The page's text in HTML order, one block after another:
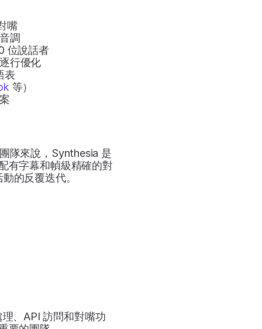
嘴
調
位說話者
行優化
表
等）
隊來說，Synthesia 是
有字幕和幀級精確的對
的反覆迭代。
、API 訪問和對嘴功